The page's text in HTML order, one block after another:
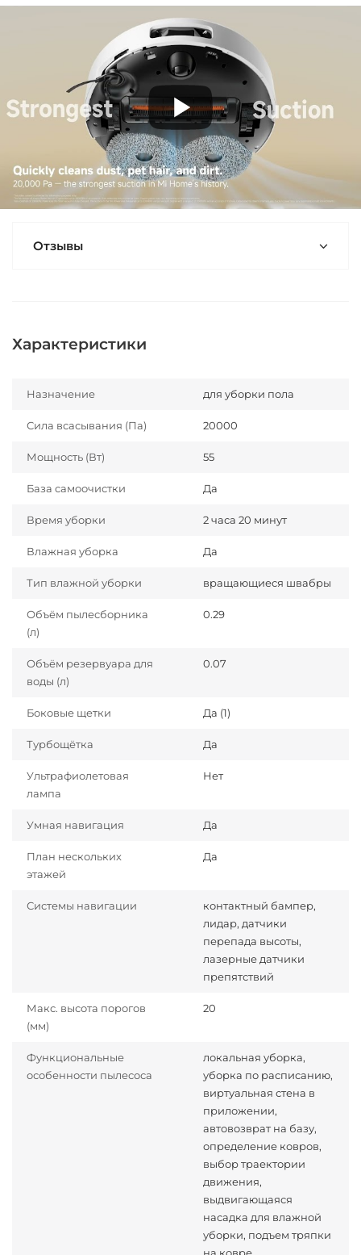
Отзывы
Характеристики
Назначение для уборки пола
Сила всасывания (Па) 20000
Мощность (Вт) 55
База самоочистки Да
Время уборки 2 часа 20 минут
Влажная уборка Да
Тип влажной уборки вращающиеся швабры
Объём пылесборника
(л)
0.29
Объём резервуара для
воды (л)
0.07
Боковые щетки Да (1)
Турбощётка Да
Ультрафиолетовая
лампа
Нет
Умная навигация Да
План нескольких
этажей
Да
Системы навигации
контактный бампер,
лидар, датчики
перепада высоты,
лазерные датчики
препятствий
Макс. высота порогов
(мм)
20
Функциональные
особенности пылесоса
локальная уборка,
уборка по расписанию,
виртуальная стена в
приложении,
автовозврат на базу,
определение ковров,
выбор траектории
движения,
выдвигающаяся
насадка для влажной
уборки, подъем тряпки